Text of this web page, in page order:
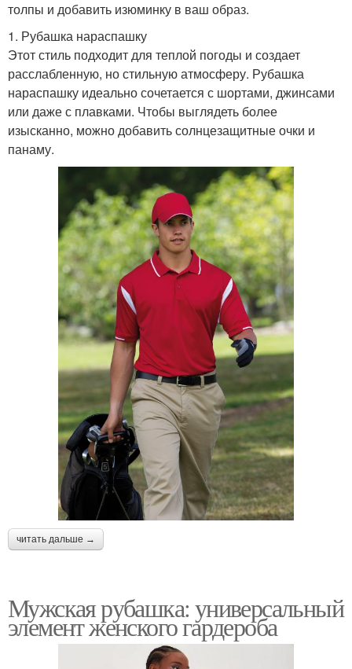
толпы и добавить изюминку в ваш образ.
1. Рубашка нараспашку
Этот стиль подходит для теплой погоды и создает
расслабленную, но стильную атмосферу. Рубашка
нараспашку идеально сочетается с шортами, джинсами
или даже с плавками. Чтобы выглядеть более
изысканно, можно добавить солнцезащитные очки и
панаму.
читать дальше →
Мужская рубашка: универсальный
элемент женского гардероба